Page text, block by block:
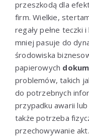
przeszkodą dla
firm. Wielkie,
regały pełne
mniej pasuje do
środowiska
papierowych
problemów, takich
do potrzebnych
przypadku awarii
także potrzeba
przechowywanie akt.